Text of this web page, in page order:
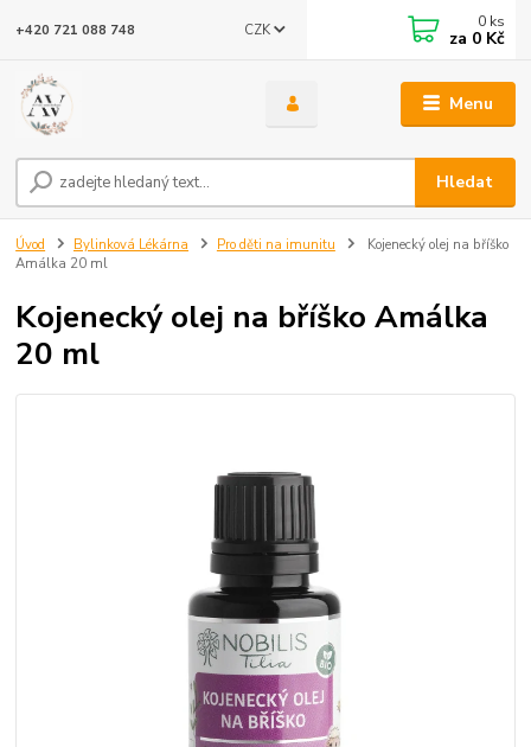
Menu
CZK
Hledat
+420 721 088 748 0 ks
za 0 Kč
Úvod Bylinková Lékárna Pro děti na imunitu
Kojenecký olej na bříško
Amálka 20 ml
Kojenecký olej na bříško Amálka
20 ml